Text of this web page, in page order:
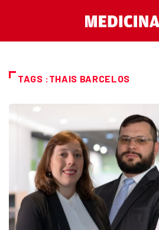
TAGS :THAIS BARCELOS